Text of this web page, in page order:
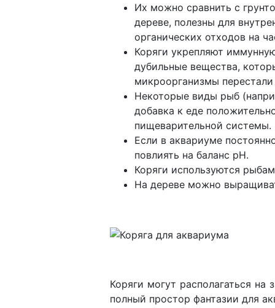
Их можно сравнить с
дереве, полезны для
органических отходов на
Коряги укрепляют
дубильные вещества,
микроорганизмы
Некоторые виды рыб
добавка к еде
пищеварительной системы.
Если в аквариуме
повлиять на баланс pH.
Коряги используются
На дереве можно
Коряги могут располагаться
полный простор фантазии для